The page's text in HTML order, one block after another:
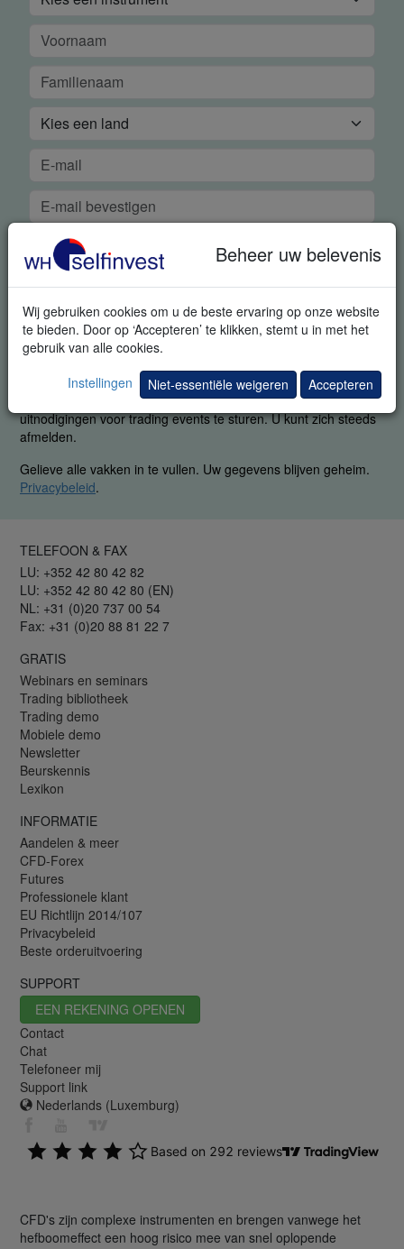
Beheer uw belevenis
Wij gebruiken cookies om u de beste ervaring op onze website
te bieden. Door op ‘Accepteren’ te klikken, stemt u in met het
gebruik van alle cookies.
Instellingen
Niet-essentiële weigeren Accepteren
GRATIS REAL-TIME DEMO
Met deze aanvraag geeft u ons uitdrukkelijk toestemming om u
bijkomende informatie met betrekking tot trading en
uitnodigingen voor trading events te sturen. U kunt zich steeds
afmelden.
Gelieve alle vakken in te vullen. Uw gegevens blijven geheim.
Privacybeleid.
TELEFOON & FAX
LU: +352 42 80 42 82
LU: +352 42 80 42 80 (EN)
NL: +31 (0)20 737 00 54
Fax: +31 (0)20 88 81 22 7
GRATIS
Webinars en seminars
Trading bibliotheek
Trading demo
Mobiele demo
Newsletter
Beurskennis
Lexikon
INFORMATIE
Aandelen & meer
CFD-Forex
Futures
Professionele klant
EU Richtlijn 2014/107
Privacybeleid
Beste orderuitvoering
SUPPORT
EEN REKENING OPENEN
Contact
Chat
Telefoneer mij
Support link
Nederlands (Luxemburg)
CFD's zijn complexe instrumenten en brengen vanwege het
hefboomeffect een hoog risico mee van snel oplopende